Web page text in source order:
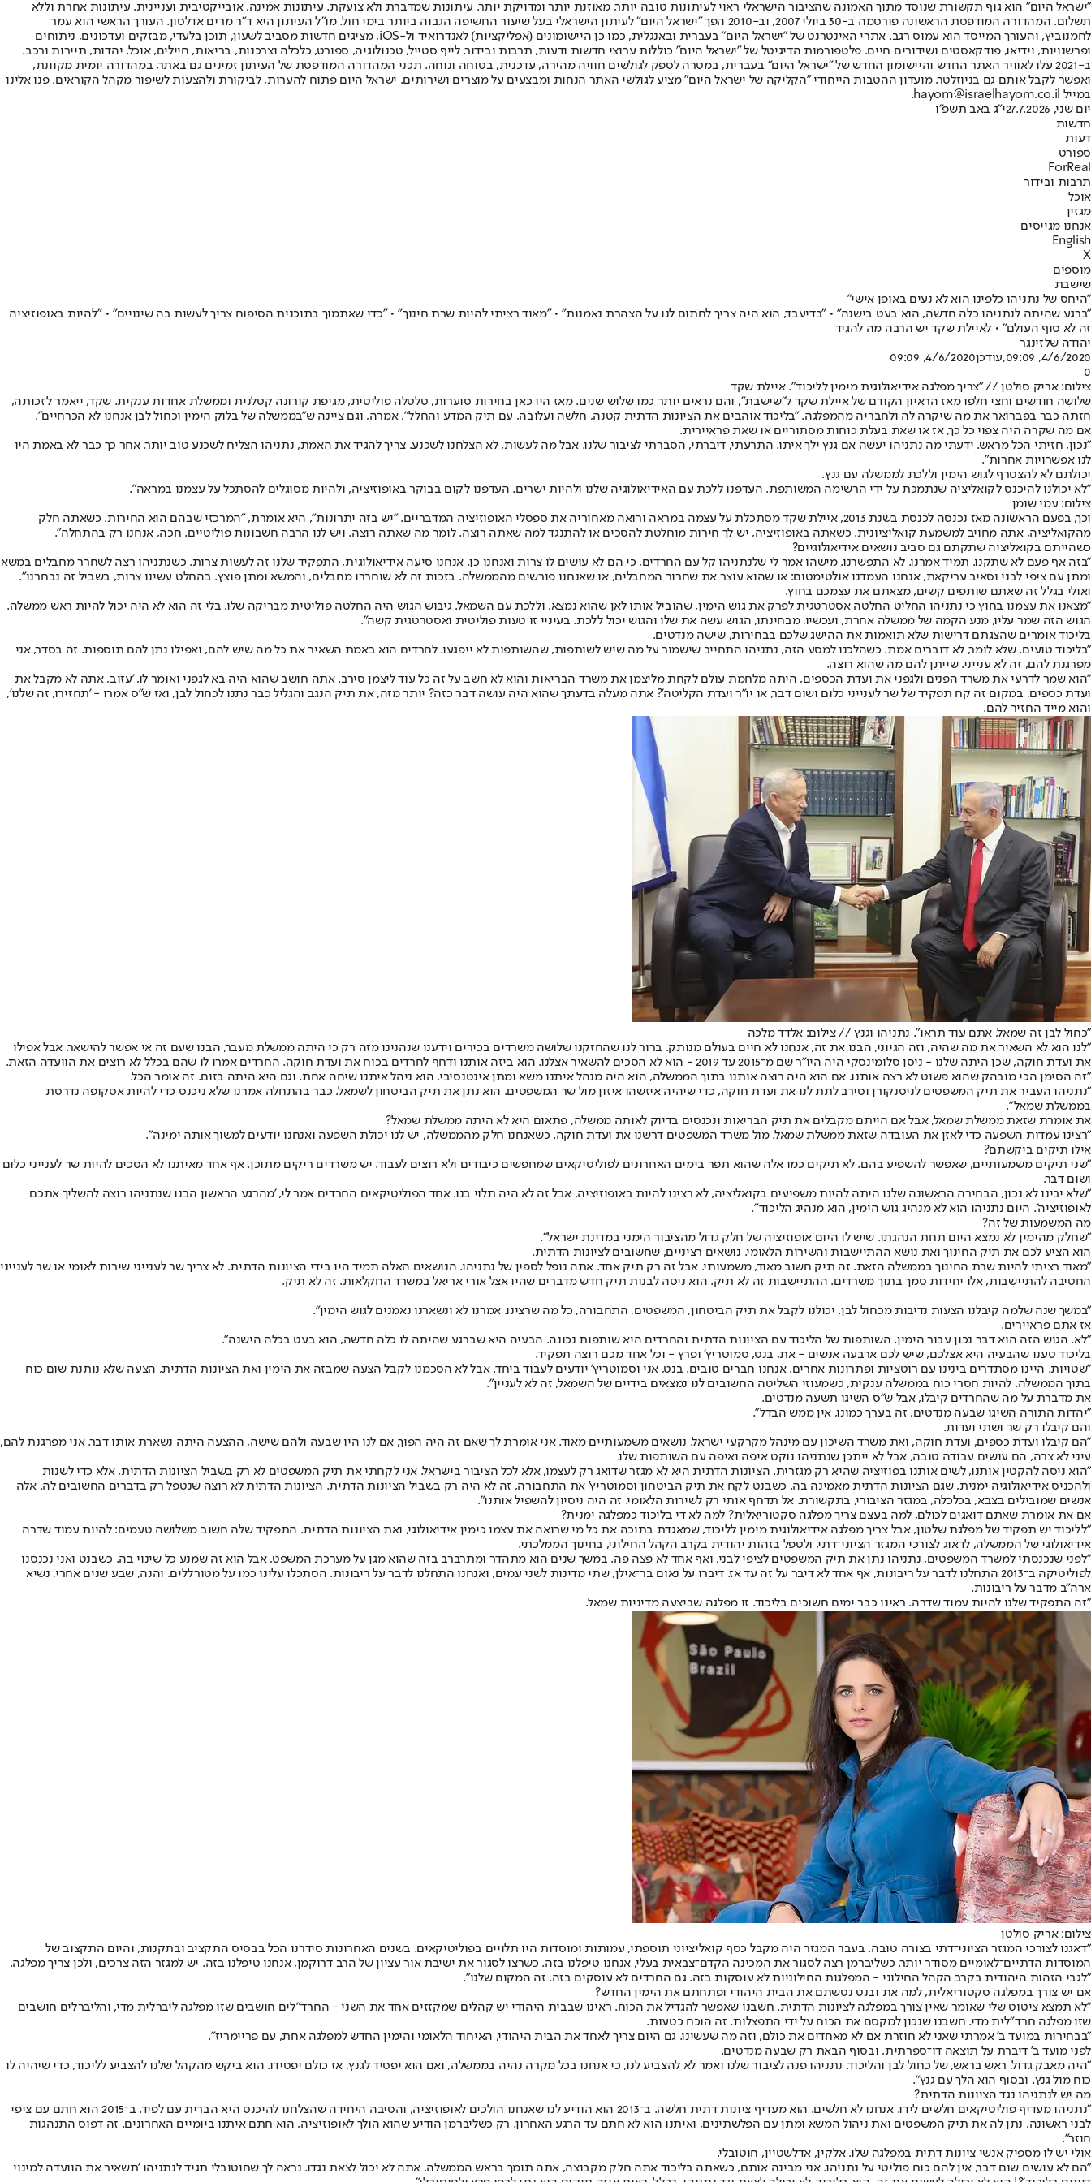
"ישראל היום" הוא גוף תקשורת שנוסד מתוך האמונה שהציבור הישראלי ראוי לעיתונות טובה יותר, מאוזנת יותר ומדויקת יותר. עיתונות שמדברת ולא צועקת. עיתונות אמינה, אובייקטיבית ועניינית. עיתונות אחרת וללא
תשלום. המהדורה המודפסת הראשונה פורסמה ב-30 ביולי 2007, וב-2010 הפך "ישראל היום" לעיתון הישראלי בעל שיעור החשיפה הגבוה ביותר בימי חול. מו"ל העיתון היא ד"ר מרים אדלסון. העורך הראשי הוא עמר
לחמנוביץ, והעורך המייסד הוא עמוס רגב. אתרי האינטרנט של "ישראל היום" בעברית ובאנגלית, כמו כן היישומונים (אפליקציות) לאנדרואיד ול-iOS, מציגים חדשות מסביב לשעון, תוכן בלעדי, מבזקים ועדכונים, ניתוחים
ופרשנויות, וידיאו, פודקאסטים ושידורים חיים. פלטפורמות הדיגיטל של "ישראל היום" כוללות ערוצי חדשות ודעות, תרבות ובידור, לייף סטייל, טכנולוגיה, ספורט, כלכלה וצרכנות, בריאות, חיילים, אוכל, יהדות, תיירות ורכב.
ב-2021 עלו לאוויר האתר החדש והיישומון החדש של "ישראל היום" בעברית, במטרה לספק לגולשים חוויה מהירה, עדכנית, בטוחה ונוחה. תכני המהדורה המודפסת של העיתון זמינים גם באתר, במהדורה יומית מקוונת,
ואפשר לקבל אותם גם בניוזלטר. מועדון ההטבות הייחודי "הקליקה של ישראל היום" מציע לגולשי האתר הנחות ומבצעים על מוצרים ושירותים. ישראל היום פתוח להערות, לביקורת ולהצעות לשיפור מקהל הקוראים. פנו אלינו
במייל hayom@israelhayom.co.il.
יום שני, 27.7.2026
י"ג באב תשפ"ו
חדשות
דעות
ספורט
ForReal
תרבות ובידור
אוכל
מגזין
אנחנו מגייסים
English
X
מוספים
שישבת
"היחס של נתניהו כלפינו הוא לא נעים באופן אישי"
"ברגע שהיתה לנתניהו כלה חדשה, הוא בעט בישנה" • "בדיעבד, הוא היה צריך לחתום לנו על הצהרת נאמנות" • "מאוד רציתי להיות שרת חינוך" • "כדי שאתמוך בתוכנית הסיפוח צריך לעשות בה שינויים" • "להיות באופוזיציה
זה לא סוף העולם" • לאיילת שקד יש הרבה מה להגיד
יהודה שלזינגר
4/6/2020, 09:09
,עודכן4/6/2020, 09:09
0
צילום: אריק סולטן // "צריך מפלגה אידיאולוגית מימין לליכוד". איילת שקד
שלושה חודשים וחצי חלפו מאז הראיון הקודם של איילת שקד ל"שישבת", והם נראים יותר כמו שלוש שנים. מאז היו כאן בחירות סוערות, טלטלה פוליטית, מגיפת קורונה קטלנית וממשלת אחדות ענקית. שקד, ייאמר לזכותה,
חזתה כבר בפברואר את מה שיקרה לה ולחבריה מהמפלגה. "בליכוד אוהבים את הציונות הדתית קטנה, חלשה ועלובה, עם תיק המדע והחלל", אמרה, וגם ציינה ש"בממשלה של בלוק הימין וכחול לבן אנחנו לא הכרחיים".
אם מה שקרה היה צפוי כל כך, אז או שאת בעלת כוחות מסתוריים או שאת פראיירית.
"נכון, חזיתי הכל מראש. ידעתי מה נתניהו יעשה אם גנץ ילך איתו. התרעתי, דיברתי, הסברתי לציבור שלנו. אבל מה לעשות, לא הצלחנו לשכנע. צריך להגיד את האמת, נתניהו הצליח לשכנע טוב יותר. אחר כך כבר לא באמת היו
לנו אפשרויות אחרות".
יכולתם לא להצטרף לגוש הימין וללכת לממשלה עם גנץ.
"לא יכולנו להיכנס לקואליציה שנתמכת על ידי הרשימה המשותפת. העדפנו ללכת עם האידיאולוגיה שלנו ולהיות ישרים. העדפנו לקום בבוקר באופוזיציה, ולהיות מסוגלים להסתכל על עצמנו במראה".
צילום: עמי שומן
וכך, בפעם הראשונה מאז נכנסה לכנסת בשנת 2013, איילת שקד מסתכלת על עצמה במראה ורואה מאחוריה את ספסלי האופוזיציה המדבריים. "יש בזה יתרונות", היא אומרת, "המרכזי שבהם הוא החירות. כשאתה חלק
מהקואליציה, אתה מחויב למשמעת קואליציונית. כשאתה באופוזיציה, יש לך חירות מוחלטת להסכים או להתנגד למה שאתה רוצה. לומר מה שאתה רוצה. ויש לנו הרבה חשבונות פוליטיים. חכה, אנחנו רק בהתחלה".
כשהייתם בקואליציה שתקתם גם סביב נושאים אידיאולוגיים?
"בזה אף פעם לא שתקנו. תמיד אמרנו. לא התפשרנו. מישהו אמר לי שלנתניהו קל עם החרדים, כי הם לא עושים לו צרות ואנחנו כן. אנחנו סיעה אידיאולוגית, התפקיד שלנו זה לעשות צרות. כשנתניהו רצה לשחרר מחבלים במשא
ומתן עם ציפי לבני וסאיב עריקאת, אנחנו העמדנו אולטימטום: או שהוא עוצר את שחרור המחבלים, או שאנחנו פורשים מהממשלה. בזכות זה לא שוחררו מחבלים, והמשא ומתן פוצץ. בהחלט עשינו צרות, בשביל זה נבחרנו".
ואולי בגלל זה שאתם שותפים קשים, מצאתם את עצמכם בחוץ.
"מצאנו את עצמנו בחוץ כי נתניהו החליט החלטה אסטרטגית לפרק את גוש הימין, שהוביל אותו לאן שהוא נמצא, וללכת עם השמאל. גיבוש הגוש היה החלטה פוליטית מבריקה שלו, בלי זה הוא לא היה יכול להיות ראש ממשלה.
הגוש הזה שמר עליו, מנע הקמה של ממשלה אחרת, ועכשיו, מבחינתו, הגוש עשה את שלו והגוש יכול ללכת. בעיניי זו טעות פוליטית ואסטרטגית קשה".
בליכוד אומרים שהצגתם דרישות שלא תואמות את ההישג שלכם בבחירות, שישה מנדטים.
"בליכוד טועים, שלא לומר, לא דוברים אמת. כשהלכנו למסע הזה, נתניהו התחייב שישמור על מה שיש לשותפות, שהשותפות לא ייפגעו. לחרדים הוא באמת השאיר את כל מה שיש להם, ואפילו נתן להם תוספות. זה בסדר, אני
מפרגנת להם, זה לא ענייני. שייתן להם מה שהוא רוצה.
"הוא שמר לדרעי את משרד הפנים ולגפני את ועדת הכספים, היתה מלחמת עולם לקחת מליצמן את משרד הבריאות והוא לא חשב על זה כל עוד ליצמן סירב. אתה חושב שהוא היה בא לגפני ואומר לו, 'עזוב, אתה לא מקבל את
ועדת כספים, במקום זה קח תפקיד של שר לענייני כלום ושום דבר, או יו"ר ועדת הקליטה'? אתה מעלה בדעתך שהוא היה עושה דבר כזה? יותר מזה, את תיק הנגב והגליל כבר נתנו לכחול לבן, ואז ש"ס אמרו - 'תחזירו, זה שלנו',
והוא מייד החזיר להם.
"כחול לבן זה שמאל, אתם עוד תראו". נתניהו וגנץ // צילום: אלדד מלכה
"לנו הוא לא השאיר את מה שהיה, וזה הגיוני, הבנו את זה, אנחנו לא חיים בעולם מנותק. ברור לנו שהחזקנו שלושה משרדים בכירים וידענו שנהנינו מזה רק כי היתה ממשלת מעבר, הבנו שעם זה אי אפשר להישאר. אבל אפילו
את ועדת חוקה, שכן היתה שלנו - ניסן סלומינסקי היה היו"ר שם מ־2015 עד 2019 - הוא לא הסכים להשאיר אצלנו. הוא ביזה אותנו ודחף לחרדים בכוח את ועדת חוקה. החרדים אמרו לו שהם בכלל לא רוצים את הוועדה הזאת.
"זה הסימן הכי מובהק שהוא פשוט לא רצה אותנו. אם הוא היה רוצה אותנו בתוך הממשלה, הוא היה מנהל איתנו משא ומתן אינטנסיבי. הוא ניהל איתנו שיחה אחת, וגם היא היתה בזום. זה אומר הכל.
"נתניהו העביר את תיק המשפטים לניסנקורן וסירב לתת לנו את ועדת חוקה, כדי שיהיה איזשהו איזון מול שר המשפטים. הוא נתן את תיק הביטחון לשמאל. כבר בהתחלה אמרנו שלא ניכנס כדי להיות אסקופה נדרסת
בממשלת שמאל".
את אומרת שזאת ממשלת שמאל, אבל אם הייתם מקבלים את תיק הבריאות ונכנסים בדיוק לאותה ממשלה, פתאום היא לא היתה ממשלת שמאל?
"רצינו עמדות השפעה כדי לאזן את העובדה שזאת ממשלת שמאל. מול משרד המשפטים דרשנו את ועדת חוקה. כשאנחנו חלק מהממשלה, יש לנו יכולת השפעה ואנחנו יודעים למשוך אותה ימינה".
אילו תיקים ביקשתם?
"שני תיקים משמעותיים, שאפשר להשפיע בהם. לא תיקים כמו אלה שהוא תפר בימים האחרונים לפוליטיקאים שמחפשים כיבודים ולא רוצים לעבוד. יש משרדים ריקים מתוכן. אף אחד מאיתנו לא הסכים להיות שר לענייני כלום
ושום דבר.
"שלא יבינו לא נכון, הבחירה הראשונה שלנו היתה להיות משפיעים בקואליציה, לא רצינו להיות באופוזיציה. אבל זה לא היה תלוי בנו. אחד הפוליטיקאים החרדים אמר לי, 'מהרגע הראשון הבנו שנתניהו רוצה להשליך אתכם
לאופוזיציה'. היום נתניהו הוא לא מנהיג גוש הימין, הוא מנהיג הליכוד".
מה המשמעות של זה?
"שחלק מהימין לא נמצא היום תחת הנהגתו. שיש לו היום אופוזיציה של חלק גדול מהציבור הימני במדינת ישראל".
הוא הציע לכם את תיק החינוך ואת נושא ההתיישבות והשירות הלאומי. נושאים רציניים, שחשובים לציונות הדתית.
"מאוד רציתי להיות שרת החינוך בממשלה הזאת. זה תיק חשוב מאוד, משמעותי. אבל זה רק תיק אחד. אתה נופל לספין של נתניהו. הנושאים האלה תמיד היו בידי הציונות הדתית. לא צריך שר לענייני שירות לאומי או שר לענייני
החטיבה להתיישבות, אלו יחידות סמך בתוך משרדים. ההתיישבות זה לא תיק. הוא ניסה לבנות תיק חדש מדברים שהיו אצל אורי אריאל במשרד החקלאות. זה לא תיק.
"במשך שנה שלמה קיבלנו הצעות נדיבות מכחול לבן. יכולנו לקבל את תיק הביטחון, המשפטים, התחבורה, כל מה שרצינו. אמרנו לא ונשארנו נאמנים לגוש הימין".
אז אתם פראיירים.
"לא. הגוש הזה הוא דבר נכון עבור הימין, השותפות של הליכוד עם הציונות הדתית והחרדים היא שותפות נכונה. הבעיה היא שברגע שהיתה לו כלה חדשה, הוא בעט בכלה הישנה".
בליכוד טענו שהבעיה היא אצלכם, שיש לכם ארבעה אנשים - את, בנט, סמוטריץ' ופרץ - וכל אחד מכם רוצה תפקיד.
"שטויות. היינו מסתדרים בינינו עם רוטציות ופתרונות אחרים. אנחנו חברים טובים. בנט, אני וסמוטריץ' יודעים לעבוד ביחד. אבל לא הסכמנו לקבל הצעה שמבזה את הימין ואת הציונות הדתית, הצעה שלא נותנת שום כוח
בתוך הממשלה. להיות חסרי כוח בממשלה ענקית, כשמעוזי השליטה החשובים לנו נמצאים בידיים של השמאל, זה לא לעניין".
את מדברת על מה שהחרדים קיבלו, אבל ש"ס השיגו תשעה מנדטים.
"יהדות התורה השיגו שבעה מנדטים, זה בערך כמונו, אין ממש הבדל".
והם קיבלו רק שר ושתי ועדות.
"הם קיבלו ועדת כספים, ועדת חוקה, ואת משרד השיכון עם מינהל מקרקעי ישראל. נושאים משמעותיים מאוד. אני אומרת לך שאם זה היה הפוך, אם לנו היו שבעה ולהם שישה, ההצעה היתה נשארת אותו דבר. אני מפרגנת להם,
עיני לא צרה, הם עושים עבודה טובה, אבל לא ייתכן שנתניהו נוקט איפה ואיפה עם השותפות שלו.
"הוא ניסה להקטין אותנו, לשים אותנו בפוזיציה שהיא רק מגזרית. הציונות הדתית היא לא מגזר שדואג רק לעצמו, אלא לכל הציבור בישראל. אני לקחתי את תיק המשפטים לא רק בשביל הציונות הדתית, אלא כדי לשנות
ולהכניס אידיאולוגיה ימנית, שגם הציונות הדתית מאמינה בה. כשבנט לקח את תיק הביטחון וסמוטריץ' את התחבורה, זה לא היה רק בשביל הציונות הדתית. הציונות הדתית לא רוצה שנטפל רק בדברים החשובים לה. אלה
אנשים שמובילים בצבא, בכלכלה, במגזר הציבורי, בתקשורת. אל תדחף אותי רק לשירות הלאומי. זה היה ניסיון להשפיל אותנו".
אם את אומרת שאתם דואגים לכולם, למה בעצם צריך מפלגה סקטוריאלית? למה לא די בליכוד כמפלגה ימנית?
"לליכוד יש תפקיד של מפלגת שלטון, אבל צריך מפלגה אידיאולוגית מימין לליכוד, שמאגדת בתוכה את כל מי שרואה את עצמו כימין אידיאולוגי, ואת הציונות הדתית. התפקיד שלה חשוב משלושה טעמים: להיות עמוד שדרה
אידיאולוגי של הממשלה, לדאוג לצורכי המגזר הציוני־דתי, ולטפל בזהות יהודית בקרב הקהל החילוני, בחינוך הממלכתי.
"לפני שנכנסתי למשרד המשפטים, נתניהו נתן את תיק המשפטים לציפי לבני, ואף אחד לא פצה פה. במשך שנים הוא מתהדר ומתרברב בזה שהוא מגן על מערכת המשפט, אבל הוא זה שמנע כל שינוי בה. כשבנט ואני נכנסנו
לפוליטיקה ב־2013 התחלנו לדבר על ריבונות, אף אחד לא דיבר על זה עד אז. דיברו על נאום בר־אילן, שתי מדינות לשני עמים, ואנחנו התחלנו לדבר על ריבונות. הסתכלו עלינו כמו על מטורללים. והנה, שבע שנים אחרי, נשיא
ארה"ב מדבר על ריבונות.
"זה התפקיד שלנו להיות עמוד שדרה. ראינו כבר ימים חשוכים בליכוד. זו מפלגה שביצעה מדיניות שמאל.
צילום: אריק סולטן
"דאגנו לצורכי המגזר הציוני־דתי בצורה טובה. בעבר המגזר היה מקבל כסף קואליציוני תוספתי, עמותות ומוסדות היו תלויים בפוליטיקאים. בשנים האחרונות סידרנו הכל בבסיס התקציב ובתקנות, והיום התקצוב של
המוסדות הדתיים־לאומיים מסודר יותר. כשליברמן רצה לסגור את המכינה הקדם־צבאית בעלי, אנחנו טיפלנו בזה. כשרצו לסגור את ישיבת אור עציון של הרב דרוקמן, אנחנו טיפלנו בזה. יש למגזר הזה צרכים, ולכן צריך מפלגה.
"לגבי הזהות היהודית בקרב הקהל החילוני - המפלגות החילוניות לא עוסקות בזה. גם החרדים לא עוסקים בזה. זה המקום שלנו".
אם יש צורך במפלגה סקטוריאלית, למה את ובנט נטשתם את הבית היהודי ופתחתם את הימין החדש?
"לא תמצא ציטוט שלי שאומר שאין צורך במפלגה לציונות הדתית. חשבנו שאפשר להגדיל את הכוח. ראינו שבבית היהודי יש קהלים שמקזזים אחד את השני - החרד"לים חושבים שזו מפלגה ליברלית מדי, והליברלים חושבים
שזו מפלגה חרד"לית מדי. חשבנו שנכון למקסם את הכוח על ידי התפצלות. זה הוכח כטעות.
"בבחירות במועד ב' אמרתי שאני לא חוזרת אם לא מאחדים את כולם, וזה מה שעשינו. גם היום צריך לאחד את הבית היהודי, האיחוד הלאומי והימין החדש למפלגה אחת, עם פריימריז".
לפני מועד ב' דיברת על תוצאה דו־ספרתית, ובסוף הבאת רק שבעה מנדטים.
"היה מאבק גדול, ראש בראש, של כחול לבן והליכוד. נתניהו פנה לציבור שלנו ואמר לא להצביע לנו, כי אנחנו בכל מקרה נהיה בממשלה, ואם הוא יפסיד לגנץ, אז כולם יפסידו. הוא ביקש מהקהל שלנו להצביע לליכוד, כדי שיהיה לו
כוח מול גנץ. ובסוף הוא הלך עם גנץ".
מה יש לנתניהו נגד הציונות הדתית?
"נתניהו מעדיף פוליטיקאים חלשים לידו. אנחנו לא חלשים. הוא מעדיף ציונות דתית חלשה. ב־2013 הוא הודיע לנו שאנחנו הולכים לאופוזיציה, והסיבה היחידה שהצלחנו להיכנס היא הברית עם לפיד. ב־2015 הוא חתם עם ציפי
לבני ראשונה, נתן לה את תיק המשפטים ואת ניהול המשא ומתן עם הפלשתינים, ואיתנו הוא לא חתם עד הרגע האחרון. רק כשליברמן הודיע שהוא הולך לאופוזיציה, הוא חתם איתנו ביומיים האחרונים. זה דפוס התנהגות
חוזר".
אולי יש לו מספיק אנשי ציונות דתית במפלגה שלו. אלקין, אדלשטיין, חוטובלי.
"הם לא עושים שום דבר, אין להם כוח פוליטי על נתניהו. אני מבינה אותם, כשאתה בליכוד אתה חלק מקבוצה, אתה תומך בראש הממשלה. אתה לא יכול לצאת נגדו. נראה לך שחוטובלי תגיד לנתניהו 'תשאיר את הוועדה למינוי